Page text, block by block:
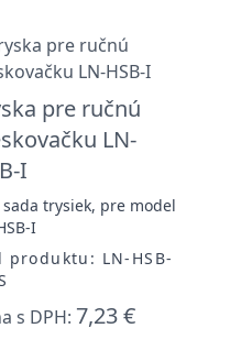
pre ručnú
LN-
I
sada trysiek, pre model
I
produktu: LN-HSB-
s DPH: 7,23 €